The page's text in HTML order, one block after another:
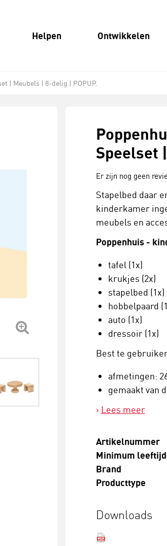
Helpen Ontwikkelen
| Meubels | 8-delig | POPUP.
Speelset
Er zijn nog geen
Stapelbed daar
kinderkamer
meubels en
Poppenhuis -
tafel (1x)
krukjes (2x)
stapelbed (1x)
hobbelpaard
auto (1x)
dressoir (1x)
Best te
afmetingen:
gemaakt van
Lees meer
Artikelnummer
Minimum leeftijd
Brand
Producttype
Downloads